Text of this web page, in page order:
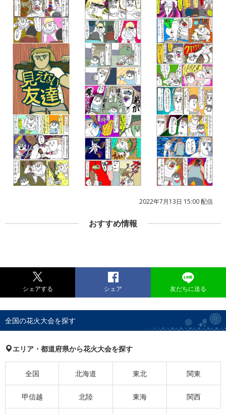
2022年7月13日 15:00 配信
おすすめ情報
シェアする シェア 友だちに送る
全国の花火大会を探す
エリア・都道府県から花火大会を探す
全国 北海道 東北 関東
甲信越 北陸 東海 関西